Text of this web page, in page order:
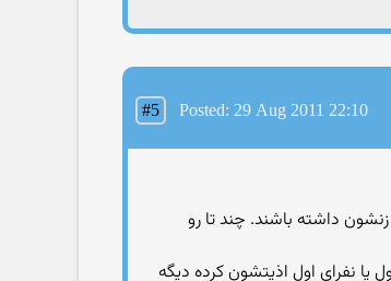
#5 Posted: 29 Aug 2011 22:10
داشته باشند. چند تا رو
نفرای اول اذیتشون کرده دیگه